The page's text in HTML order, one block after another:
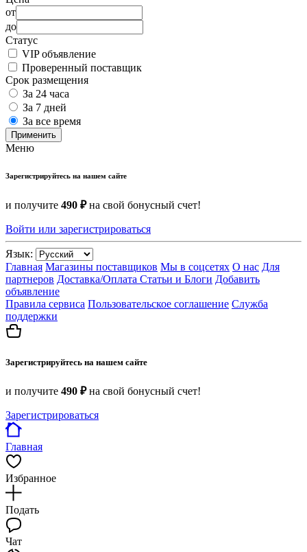
от
до
Статус
VIP объявление
Проверенный поставщик
Срок размещения
За 24 часа
За 7 дней
За все время
Применить
Меню
Зарегистрируйтесь на нашем сайте
и получите 490 ₽на свой бонусный счет!
Войти или зарегистрироваться
Язык:
Главная Магазины поставщиков Мы в соцсетях О нас Для
партнеров Доставка/Оплата Статьи и Блоги Добавить
объявление
Правила сервиса Пользовательское соглашение Служба
поддержки
Зарегистрируйтесь на нашем сайте
и получите 490 ₽на свой бонусный счет!
Зарегистрироваться
Главная
Избранное
Подать
Чат